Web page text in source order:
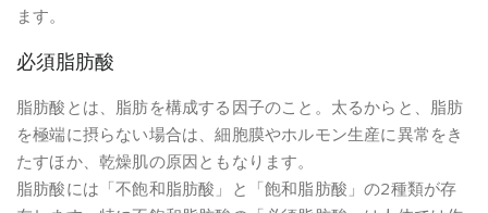
ます。
必須脂肪酸
脂肪酸とは、脂肪を構成する因子のこと。太るからと、脂肪
を極端に摂らない場合は、細胞膜やホルモン生産に異常をき
たすほか、乾燥肌の原因ともなります。
脂肪酸には「不飽和脂肪酸」と「飽和脂肪酸」の2種類が存